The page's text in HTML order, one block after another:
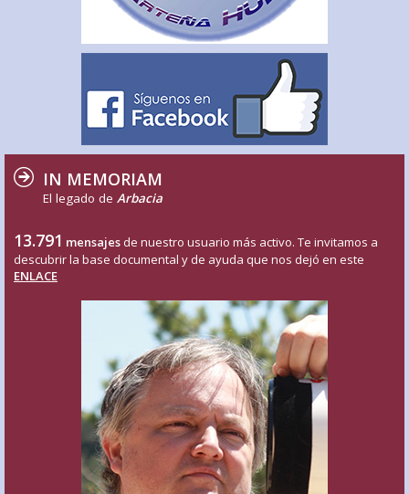
IN MEMORIAM
El legado de Arbacia
13.791 mensajes de nuestro usuario más activo. Te invitamos a
descubrir la base documental y de ayuda que nos dejó en este
ENLACE